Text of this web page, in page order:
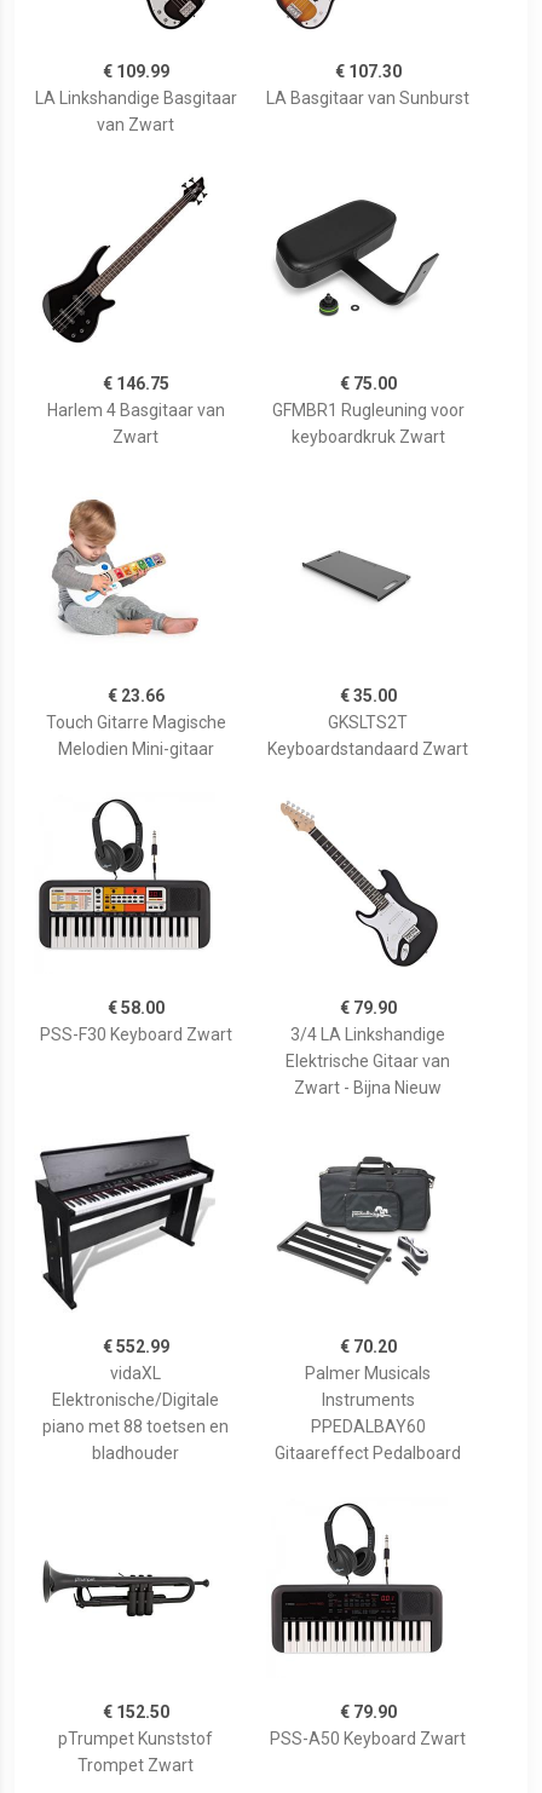
€ 109.99
LA Linkshandige Basgitaar
van Zwart
€ 107.30
LA Basgitaar van Sunburst
€ 146.75
Harlem 4 Basgitaar van
Zwart
€ 75.00
GFMBR1 Rugleuning voor
keyboardkruk Zwart
€ 23.66
Touch Gitarre Magische
Melodien Mini-gitaar
€ 35.00
GKSLTS2T
Keyboardstandaard Zwart
€ 58.00
PSS-F30 Keyboard Zwart
€ 79.90
3/4 LA Linkshandige
Elektrische Gitaar van
Zwart - Bijna Nieuw
€ 552.99
vidaXL
Elektronische/Digitale
piano met 88 toetsen en
bladhouder
€ 70.20
Palmer Musicals
Instruments
PPEDALBAY60
Gitaareffect Pedalboard
€ 152.50
pTrumpet Kunststof
Trompet Zwart
€ 79.90
PSS-A50 Keyboard Zwart